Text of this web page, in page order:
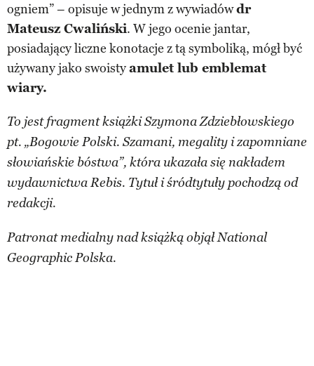
ogniem” – opisuje w jednym z wywiadówdr
Mateusz Cwaliński. W jego ocenie jantar,
posiadający liczne konotacje z tą symboliką, mógł być
używany jako swoistyamulet lub emblemat
wiary.
To jest fragment książki Szymona Zdziebłowskiego
pt. „Bogowie Polski. Szamani, megality i zapomniane
słowiańskie bóstwa”, która ukazała się nakładem
wydawnictwa Rebis. Tytuł i śródtytuły pochodzą od
redakcji.
Patronat medialny nad książką objął National
Geographic Polska.